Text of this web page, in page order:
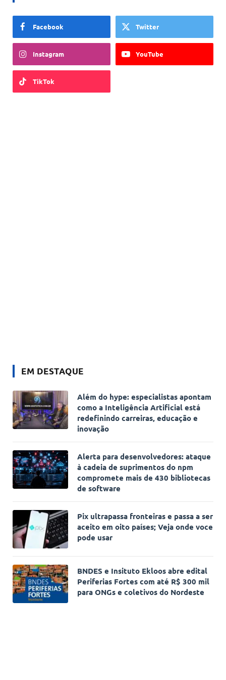
Facebook Twitter
Instagram YouTube
TikTok
EM DESTAQUE
Além do hype: especialistas apontam
como a Inteligência Artificial está
redefinindo carreiras, educação e
inovação
Alerta para desenvolvedores: ataque
à cadeia de suprimentos do npm
compromete mais de 430 bibliotecas
de software
Pix ultrapassa fronteiras e passa a ser
aceito em oito países; Veja onde voce
pode usar
BNDES e Insituto Ekloos abre edital
Periferias Fortes com até R$ 300 mil
para ONGs e coletivos do Nordeste